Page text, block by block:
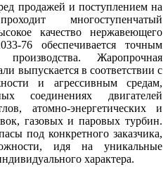
продажей и поступлением на
многоступенчатый
качество нержавеющего
76 обеспечивается точным
Жаропрочная
выпускается в соответствии с
и агрессивным средам,
соединениях двигателей
атомно-энергетических и
газовых и паровых турбин.
под конкретного заказчика,
идя на уникальные
характера.